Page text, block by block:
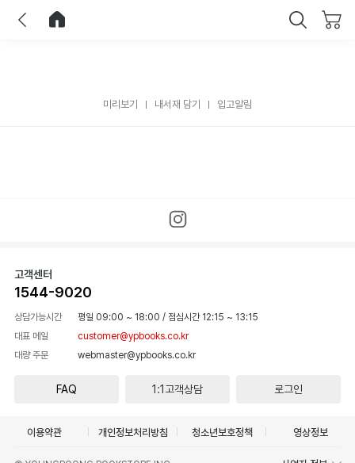
미리보기 내서재 담기 입고알림
고객센터
1544-9020
상담가능시간 평일 09:00 ~ 18:00 / 점심시간 12:15 ~ 13:15
대표 메일
customer@ypbooks.co.kr
대량 주문
webmaster@ypbooks.co.kr
FAQ 1:1고객상담 로그인
이용약관 개인정보처리방침 청소년보호정책 영상정보